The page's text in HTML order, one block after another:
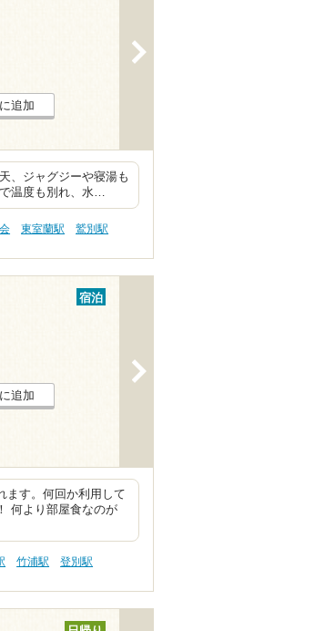
追加
、ジャグジーや寝湯も
温度も別れ、水…
東室蘭駅
鷲別駅
宿泊
追加
ます。何回か利用して
何より部屋食なのが
竹浦駅
登別駅